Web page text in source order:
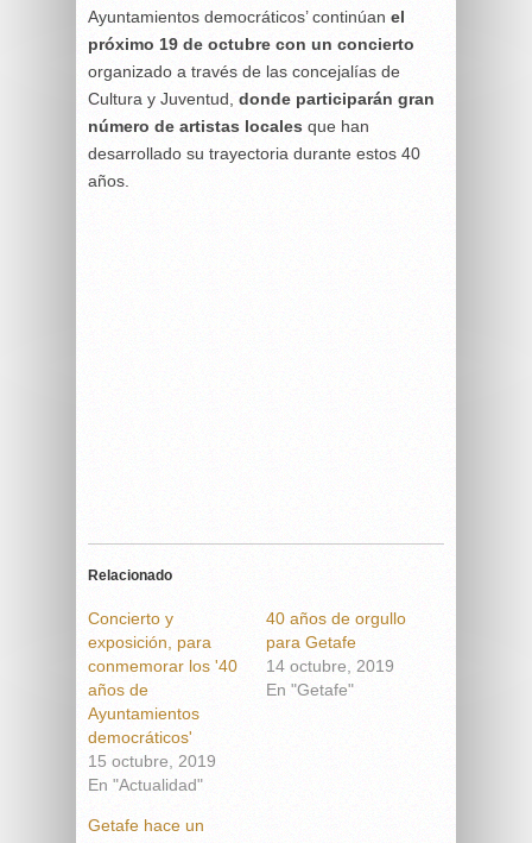
Ayuntamientos democráticos’ continúan el
próximo 19 de octubre con un concierto
organizado a través de las concejalías de
Cultura y Juventud, donde participarán gran
número de artistas locales que han
desarrollado su trayectoria durante estos 40
años.
Relacionado
Concierto y
exposición, para
conmemorar los '40
años de
Ayuntamientos
democráticos'
15 octubre, 2019
En "Actualidad"
40 años de orgullo
para Getafe
14 octubre, 2019
En "Getafe"
Getafe hace un